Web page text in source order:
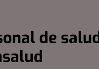
de